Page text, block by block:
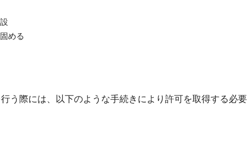
める
う際には、以下のような手続きにより許可を取得する必